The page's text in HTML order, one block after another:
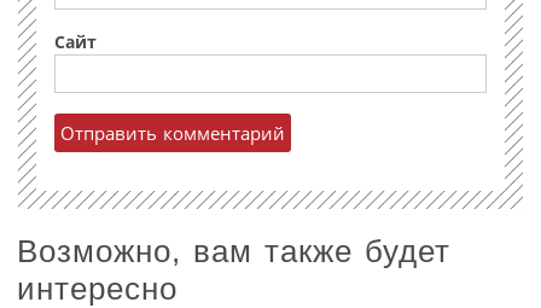
Сайт
Возможно, вам также будет
интересно